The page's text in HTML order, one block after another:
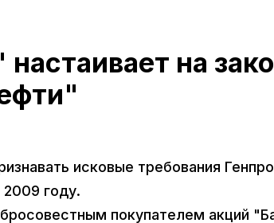
на
исковые требования
году.
покупателем акций